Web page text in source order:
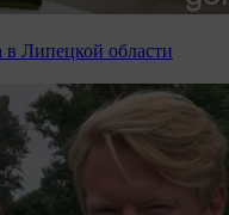
в Липецкой области